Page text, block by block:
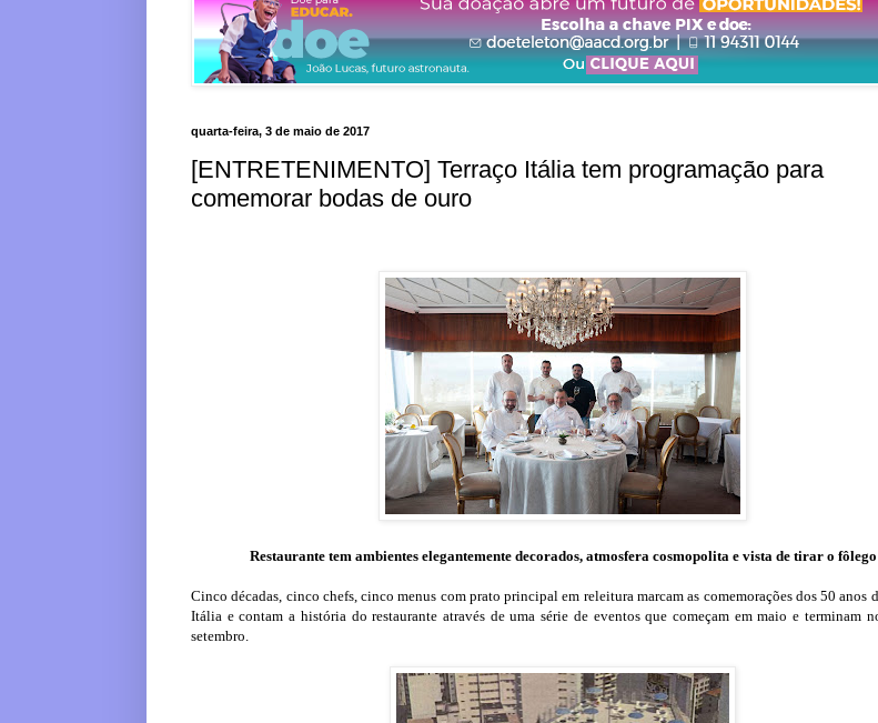
quarta-feira, 3 de maio de 2017
[ENTRETENIMENTO] Terraço Itália tem programação para
comemorar bodas de ouro
Restaurante tem ambientes elegantemente decorados, atmosfera cosmopolita e vista de tirar o fôlego
Cinco décadas, cinco chefs, cinco menus com prato principal em releitura marcam as comemorações dos 50 anos
Itália e contam a história do restaurante através de uma série de eventos que começam em maio e terminam
setembro.